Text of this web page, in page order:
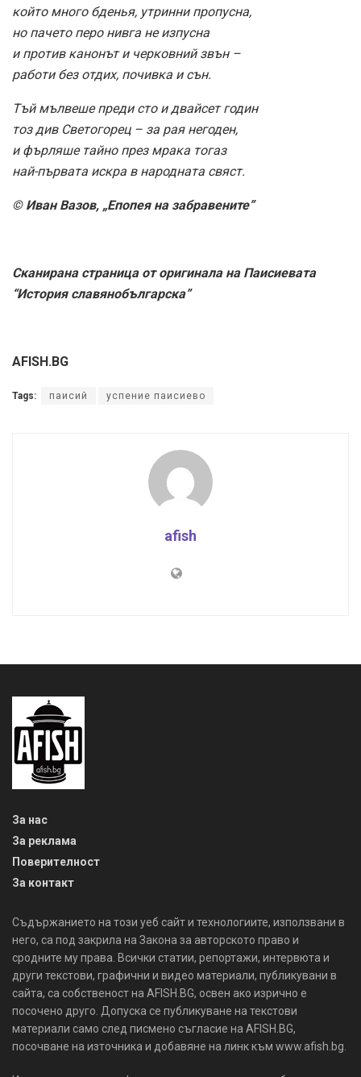
който много бденья, утринни пропусна,
но пачето перо нивга не изпусна
и против канонът и черковний звън –
работи без отдих, почивка и сън.
Тъй мълвеше преди сто и двайсет годин
тоз див Светогорец – за рая негоден,
и фърляше тайно през мрака тогаз
най-първата искра в народната свяст.
© Иван Вазов, „Епопея на забравените”
Сканирана страница от оригинала на Паисиевата
“История славянобългарска”
AFISH.BG
Tags: паисий успение паисиево
afish
За нас
За реклама
Поверителност
За контакт
Съдържанието на този уеб сайт и технологиите, използвани в
него, са под закрила на Закона за авторското право и
сродните му права. Всички статии, репортажи, интервюта и
други текстови, графични и видео материали, публикувани в
сайта, са собственост на AFISH.BG, освен ако изрично е
посочено друго. Допуска се публикуване на текстови
материали само след писмено съгласие на AFISH.BG,
посочване на източника и добавяне на линк към www.afish.bg.